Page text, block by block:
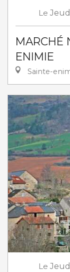
Le
MARCHÉ
ENIMIE
Sainte-
Le